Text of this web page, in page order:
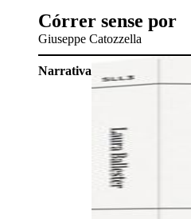
Córrer sense por
Giuseppe Catozzella
Narrativa